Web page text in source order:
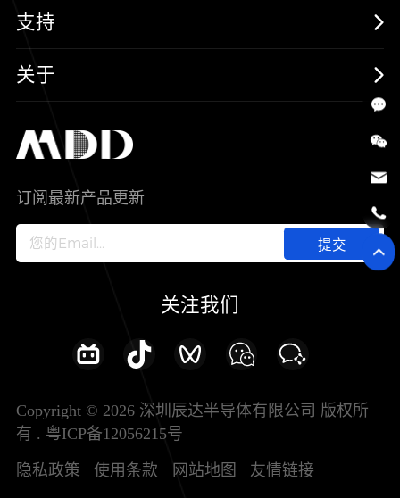
三极管
SiC
IC
汽车电子
新能源
智能家居
新兴行业
可靠性实验室
质量与环境
其他信息(PCN)
支持
样品与支持
关于
加入我们
订阅最新产品更新
提交
关注我们
Copyright © 2026 深圳辰达半导体有限公司 版权所
有 . 粤ICP备12056215号
隐私政策 使用条款 网站地图 友情链接